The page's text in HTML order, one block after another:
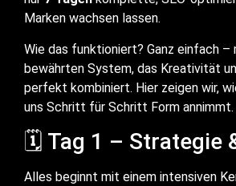
Marken wachsen lassen.
Wie das funktioniert? Ganz einfach –
bewährten System, das Kreativität
perfekt kombiniert. Hier zeigen wir,
uns Schritt für Schritt Form annimmt.
🗓️ Tag 1 – Strategie
Alles beginnt mit einem intensiven